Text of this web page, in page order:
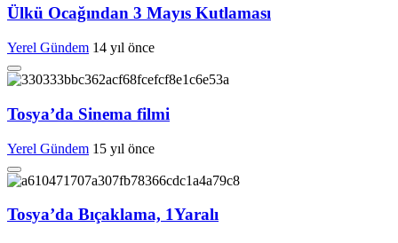
Ülkü Ocağından 3 Mayıs Kutlaması
Yerel Gündem 14 yıl önce
Tosya’da Sinema filmi
Yerel Gündem 15 yıl önce
Tosya’da Bıçaklama, 1Yaralı